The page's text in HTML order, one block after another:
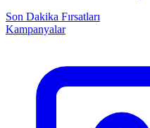
Son Dakika Fırsatları
Kampanyalar